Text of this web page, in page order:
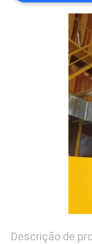
CITAÇÕES
Descrição de